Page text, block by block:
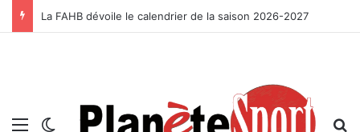
La FAHB dévoile le calendrier de la saison 2026-2027
Menu Switch skin